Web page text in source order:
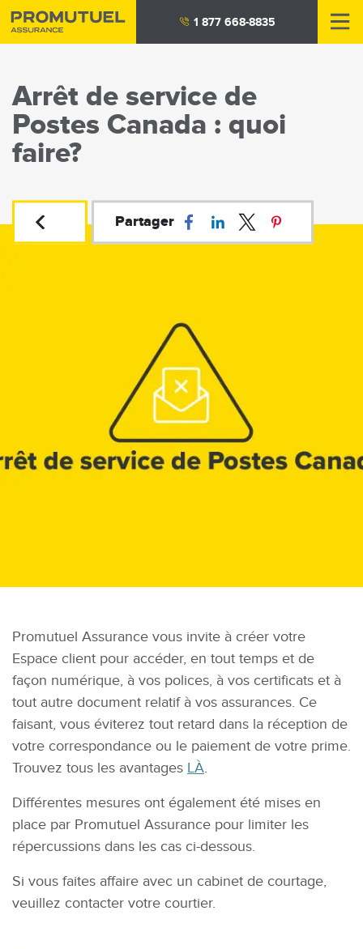
Aller
au
1 877 668-8835
Arrêt de service de
Postes Canada : quoi
faire?
Partager
Promutuel Assurance vous invite à créer votre
Espace client pour accéder, en tout temps et de
façon numérique, à vos polices, à vos certificats et à
tout autre document relatif à vos assurances. Ce
faisant, vous éviterez tout retard dans la réception de
votre correspondance ou le paiement de votre prime.
Trouvez tous les avantages LÀ.
Différentes mesures ont également été mises en
place par Promutuel Assurance pour limiter les
répercussions dans les cas ci-dessous.
Si vous faites affaire avec un cabinet de courtage,
veuillez contacter votre courtier.